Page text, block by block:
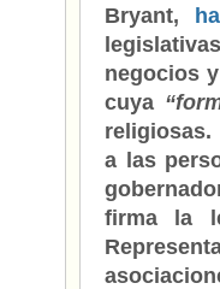
Bryant,
negocios
cuya
religiosas.
a las
firma la